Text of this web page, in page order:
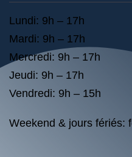
Lundi: 9h – 17h
Mardi: 9h – 17h
Mercredi: 9h – 17h
Jeudi: 9h – 17h
Vendredi: 9h – 15h
Weekend & jours fériés: